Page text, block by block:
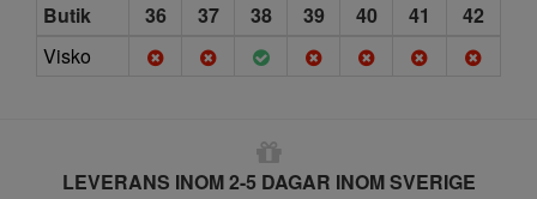
Butik
36 37 38 39 40 41
42
Visko
LEVERANS INOM 2-5 DAGAR INOM SVERIGE